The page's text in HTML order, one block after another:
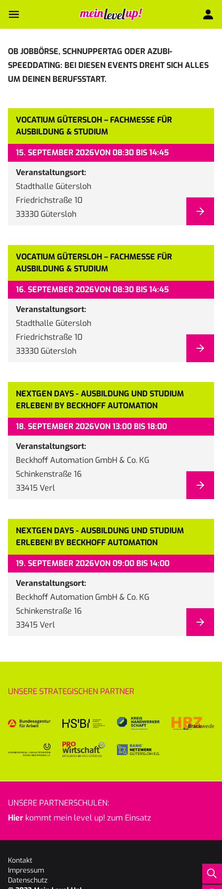
OB JOBBÖRSE, SCHNUPPERTAG ODER AZUBI-
SPEEDDATING: BEI DIESEN EVENTS DREHT SICH ALLES
UM DEINEN BERUFSSTART.
VOCATIUM GÜTERSLOH – FACHMESSE FÜR
AUSBILDUNG & STUDIUM
15. SEPTEMBER 2026VON 08:30 BIS 14:45
Veranstaltungsort:
Stadthalle Gütersloh
Friedrichstraße 10
33330 Gütersloh
VOCATIUM GÜTERSLOH – FACHMESSE FÜR
AUSBILDUNG & STUDIUM
16. SEPTEMBER 2026VON 08:30 BIS 14:45
Veranstaltungsort:
Stadthalle Gütersloh
Friedrichstraße 10
33330 Gütersloh
NEXTGEN DAYS - AUSBILDUNG UND STUDIUM
ERLEBEN! BY BECKHOFF AUTOMATION
18. SEPTEMBER 2026VON 13:00 BIS 18:00
Veranstaltungsort:
Beckhoff Automation GmbH & Co. KG
Schinkenstraße 16
33415 Verl
NEXTGEN DAYS - AUSBILDUNG UND STUDIUM
ERLEBEN! BY BECKHOFF AUTOMATION
19. SEPTEMBER 2026VON 09:00 BIS 14:00
Veranstaltungsort:
Beckhoff Automation GmbH & Co. KG
Schinkenstraße 16
33415 Verl
UNSERE STRATEGISCHEN PARTNER
UNSERE PARTNERSCHULEN:
Hier kommt mein level up! zum Einsatz
Kontakt
Impressum
Datenschutz